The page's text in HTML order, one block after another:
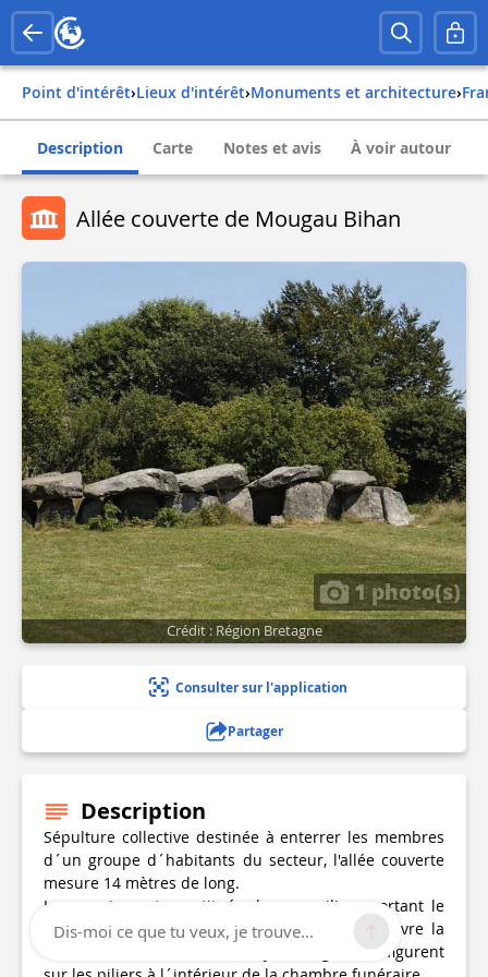
Point d'intérêt› Lieux d'intérêt› Monuments et architecture›
Description Carte Notes et avis À voir autour
Allée couverte de Mougau Bihan
1 photo(s)
Crédit : Région Bretagne
Consulter sur l'application
Partager
Description
Sépulture collective destinée à enterrer les membres
d´un groupe d´habitants du secteur, l'allée couverte
mesure 14 mètres de long.
Les parois sont constitués de gros piliers portant le
plafond composé de cinq dalles dont une couvre la
cella. Des ornementations stylisées gravées figurent
Dis-moi ce que tu veux, je trouve...